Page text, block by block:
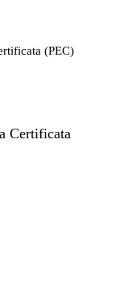
(PEC)
Certificata